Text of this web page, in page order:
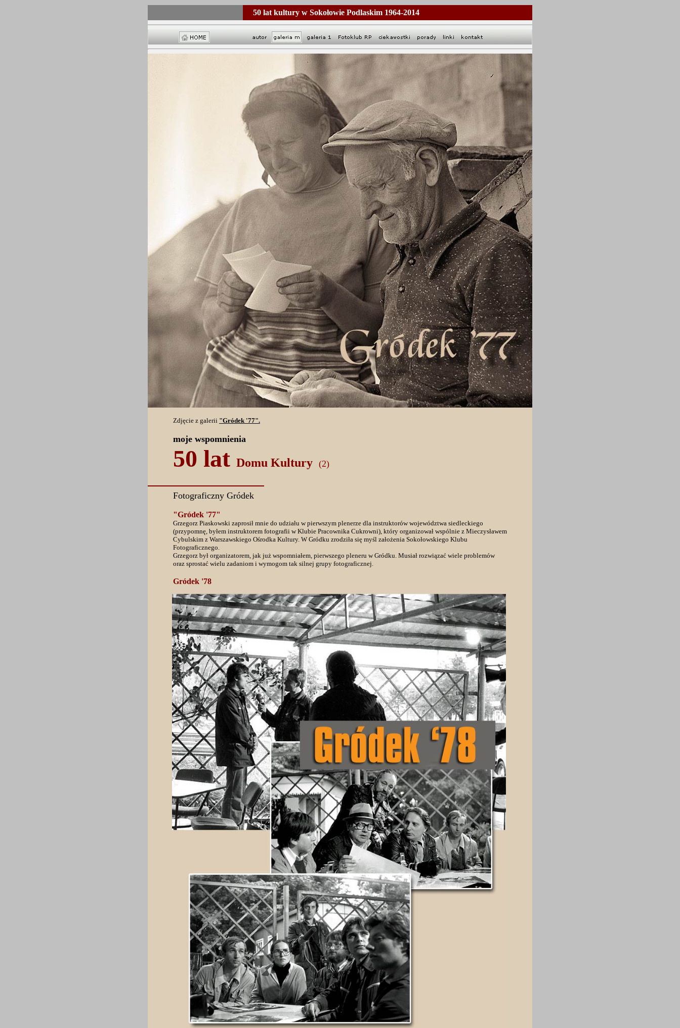
50 lat kultury w Sokołowie Podlaskim 1964-2014
Zdjęcie z galerii "Gródek '77".
moje wspomnienia
50 lat Domu Kultury (2)
Fotograficzny Gródek
"Gródek '77"
Grzegorz Piaskowski zaprosił mnie do udziału w pierwszym plenerze dla instruktorów województwa siedleckiego
(przypomnę, byłem instruktorem fotografii w Klubie Pracownika Cukrowni), który organizował wspólnie z Mieczysławem
Cybulskim z Warszawskiego Ośrodka Kultury. W Gródku zrodziła się myśl założenia Sokołowskiego Klubu
Fotograficznego.
Grzegorz był organizatorem, jak już wspomniałem, pierwszego pleneru w Gródku. Musiał rozwiązać wiele problemów
oraz sprostać wielu zadaniom i wymogom tak silnej grupy fotograficznej.
Gródek '78